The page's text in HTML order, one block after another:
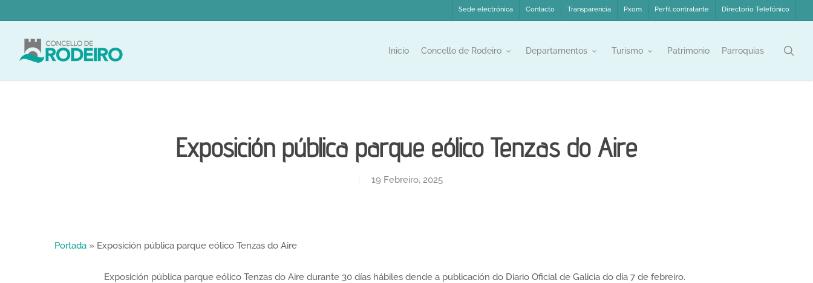
to
content
Sede electrónica Contacto Transparencia Pxom Perfil contratante Directorio Telefónico
Inicio Concello de Rodeiro Departamentos Turismo Patrimonio Parroquias
Exposición pública parque eólico Tenzas do Aire
19 Febreiro, 2025
Portada » Exposición pública parque eólico Tenzas do Aire
Exposición pública parque eólico Tenzas do Aire durante 30 días hábiles dende a publicación do Diario Oficial de Galicia do día 7 de febreiro.